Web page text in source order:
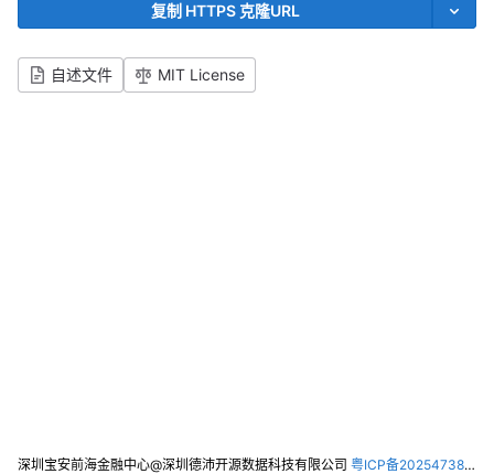
复制 HTTPS 克隆URL
自述文件 MIT License
深圳宝安前海金融中心@深圳德沛开源数据科技有限公司 粤ICP备2025473821号-2